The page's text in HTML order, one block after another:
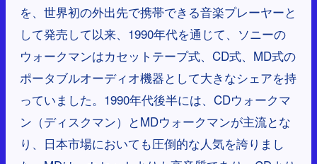
を、世界初の外出先で携帯できる音楽プレーヤーと
して発売して以来、1990年代を通じて、ソニーの
ウォークマンはカセットテープ式、CD式、MD式の
ポータブルオーディオ機器として大きなシェアを持
っていました。1990年代後半には、CDウォークマ
ン（ディスクマン）とMDウォークマンが主流とな
り、日本市場においても圧倒的な人気を誇りまし